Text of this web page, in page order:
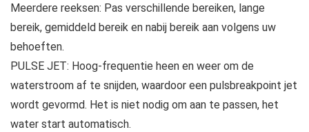
Meerdere reeksen: Pas verschillende bereiken, lange
bereik, gemiddeld bereik en nabij bereik aan volgens uw
behoeften.
PULSE JET: Hoog-frequentie heen en weer om de
waterstroom af te snijden, waardoor een pulsbreakpoint jet
wordt gevormd. Het is niet nodig om aan te passen, het
water start automatisch.